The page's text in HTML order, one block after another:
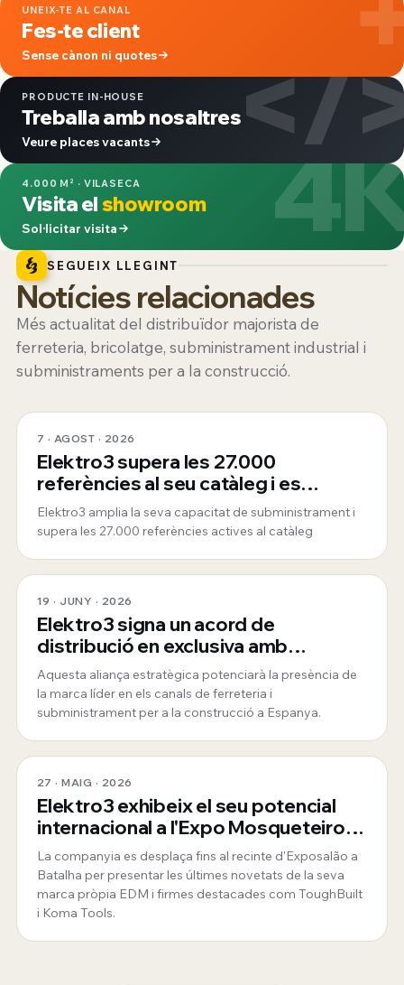
UNEIX-TE AL CANAL
Fes-te client
Sense cànon ni quotes </
PRODUCTE IN-HOUSE
Treballa amb nosaltres
Veure places vacants
4.000 M² · VILASECA
Visita elshowroom
Sol·licitar visita
SEGUEIX LLEGINT
Notícies relacionades
Més actualitat del distribuïdor majorista de
ferreteria, bricolatge, subministrament industrial i
subministraments per a la construcció.
7 · AGOST · 2026
Elektro3 supera les 27.000
referències al seu catàleg i es
consolida com a proveïdor global
360º
Elektro3 amplia la seva capacitat de subministrament i
supera les 27.000 referències actives al catàleg
19 · JUNY · 2026
Elektro3 signa un acord de
distribució en exclusiva amb
ToughBuilt
Aquesta aliança estratègica potenciarà la presència de
la marca líder en els canals de ferreteria i
subministrament per a la construcció a Espanya.
27 · MAIG · 2026
Elektro3 exhibeix el seu potencial
internacional a l'Expo Mosqueteiros
de Portugal
La companyia es desplaça fins al recinte d'Exposalão a
Batalha per presentar les últimes novetats de la seva
marca pròpia EDM i firmes destacades com ToughBuilt
i Koma Tools.